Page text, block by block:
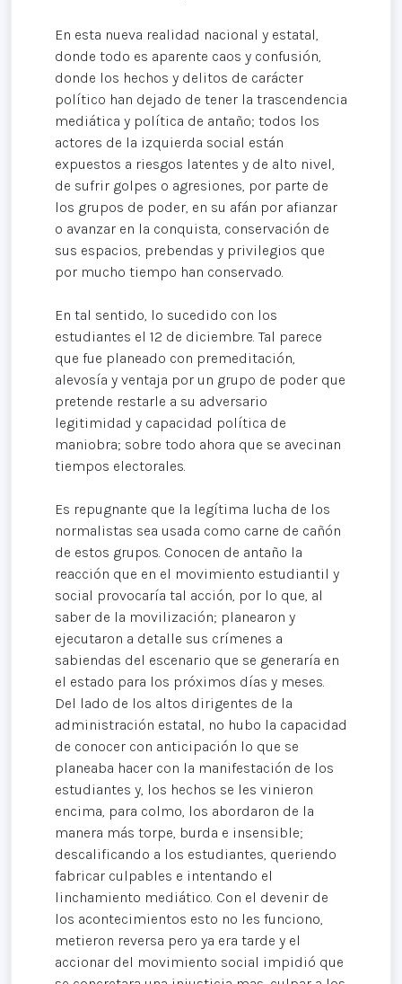
En esta nueva realidad nacional y estatal,
donde todo es aparente caos y confusión,
donde los hechos y delitos de carácter
político han dejado de tener la trascendencia
mediática y política de antaño; todos los
actores de la izquierda social están
expuestos a riesgos latentes y de alto nivel,
de sufrir golpes o agresiones, por parte de
los grupos de poder, en su afán por afianzar
o avanzar en la conquista, conservación de
sus espacios, prebendas y privilegios que
por mucho tiempo han conservado.
En tal sentido, lo sucedido con los
estudiantes el 12 de diciembre. Tal parece
que fue planeado con premeditación,
alevosía y ventaja por un grupo de poder que
pretende restarle a su adversario
legitimidad y capacidad política de
maniobra; sobre todo ahora que se avecinan
tiempos electorales.
Es repugnante que la legítima lucha de los
normalistas sea usada como carne de cañón
de estos grupos. Conocen de antaño la
reacción que en el movimiento estudiantil y
social provocaría tal acción, por lo que, al
saber de la movilización; planearon y
ejecutaron a detalle sus crímenes a
sabiendas del escenario que se generaría en
el estado para los próximos días y meses.
Del lado de los altos dirigentes de la
administración estatal, no hubo la capacidad
de conocer con anticipación lo que se
planeaba hacer con la manifestación de los
estudiantes y, los hechos se les vinieron
encima, para colmo, los abordaron de la
manera más torpe, burda e insensible;
descalificando a los estudiantes, queriendo
fabricar culpables e intentando el
linchamiento mediático. Con el devenir de
los acontecimientos esto no les funciono,
metieron reversa pero ya era tarde y el
accionar del movimiento social impidió que